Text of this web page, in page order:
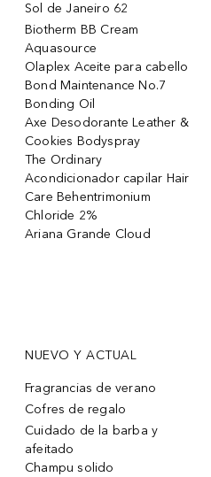
Sol de Janeiro 62
Biotherm BB Cream
Aquasource
Olaplex Aceite para cabello
Bond Maintenance No.7
Bonding Oil
Axe Desodorante Leather &
Cookies Bodyspray
The Ordinary
Acondicionador capilar Hair
Care Behentrimonium
Chloride 2%
Ariana Grande Cloud
NUEVO Y ACTUAL
Fragrancias de verano
Cofres de regalo
Cuidado de la barba y
afeitado
Champu solido